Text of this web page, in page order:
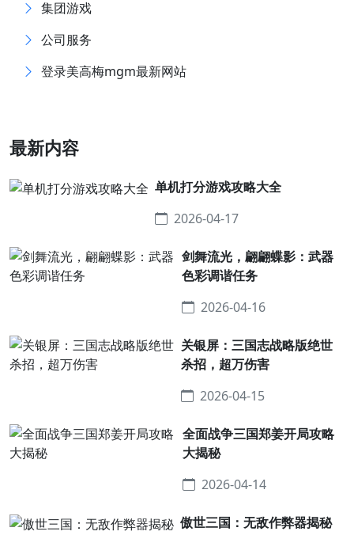
集团游戏
公司服务
登录美高梅mgm最新网站
最新内容
单机打分游戏攻略大全
2026-04-17
剑舞流光，翩翩蝶影：武器
色彩调谐任务
2026-04-16
关银屏：三国志战略版绝世
杀招，超万伤害
2026-04-15
全面战争三国郑姜开局攻略
大揭秘
2026-04-14
傲世三国：无敌作弊器揭秘